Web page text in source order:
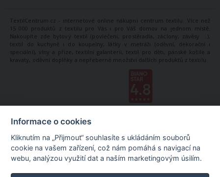
TextilCentrum.cz - internetové online nákupní centrum textilu. Více než
15 000 produktů z textilu pro Vás i pro Váš domov na jednom místě.
Nakoupíte zde bytový textil (povlečení, prostěradla, záclony, závěsy ...),
textil do kuchyně i do koupelny, látky v metráži (oděvní, dekorační i
speciální), vlny a příze, textilní galanterii, textil pro děti, pánské košile a
kravaty, oděvní doplňky a nepřeberné množství dalších produktů z textilu.
Informace o cookies
Kliknutím na „Přijmout“ souhlasíte s ukládáním souborů
cookie na vašem zařízení, což nám pomáhá s navigací na
webu, analýzou využití dat a naším marketingovým úsilím.